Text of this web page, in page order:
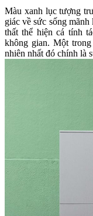
Màu xanh lục tượng
giác về sức sống
thất thể hiện cá tính
không gian. Một
nhiên nhất đó chính là